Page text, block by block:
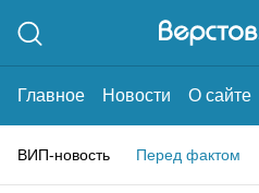
Главное Новости О сайте
ВИП-новость Перед фактом